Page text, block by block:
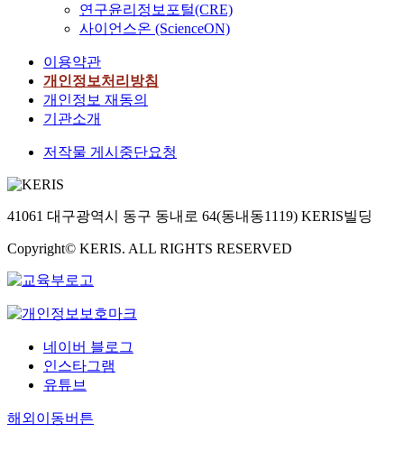
연구윤리정보포털(CRE)
사이언스온 (ScienceON)
이용약관
개인정보처리방침
개인정보 재동의
기관소개
저작물 게시중단요청
41061 대구광역시 동구 동내로 64(동내동1119) KERIS빌딩
Copyright© KERIS. ALL RIGHTS RESERVED
네이버 블로그
인스타그램
유튜브
해외이동버튼